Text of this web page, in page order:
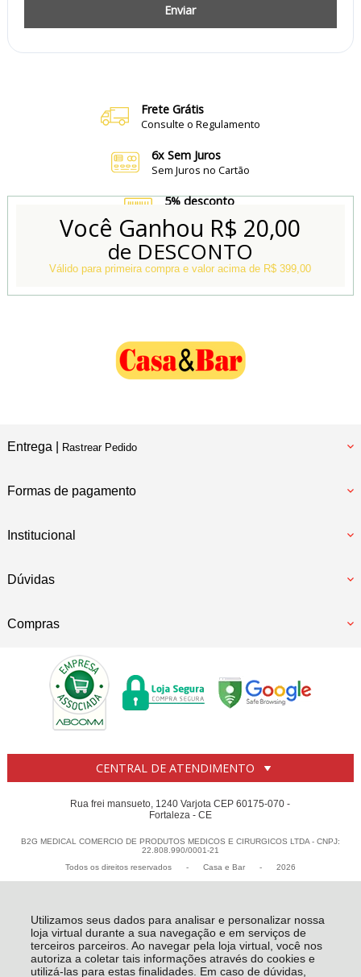
Utilizamos seus dados para analisar e personalizar nossa
loja virtual durante a sua navegação e em serviços de
terceiros parceiros. Ao navegar pela loja virtual, você nos
autoriza a coletar tais informações através do cookies e
utilizá-las para estas finalidades. Em caso de dúvidas,
Enviar
Frete Grátis
Consulte o Regulamento
6x Sem Juros
Sem Juros no Cartão
5% desconto
no Boleto e Pix
Conheça também
Nossa Loja Física
Você Ganhou R$ 20,00
de DESCONTO
Válido para primeira compra e valor acima de R$ 399,00
Entrega | Rastrear Pedido
Formas de pagamento
Institucional
Dúvidas
Compras
CENTRAL DE ATENDIMENTO
Rua frei mansueto, 1240 Varjota CEP 60175-070 -
Fortaleza - CE
B2G MEDICAL COMERCIO DE PRODUTOS MEDICOS E CIRURGICOS LTDA - CNPJ:
22.808.990/0001-21
Todos os direitos reservados
- Casa e Bar - 2026